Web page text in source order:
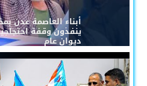
أبناء العاصمة عدن
ينفذون وقفة
ديوان عام